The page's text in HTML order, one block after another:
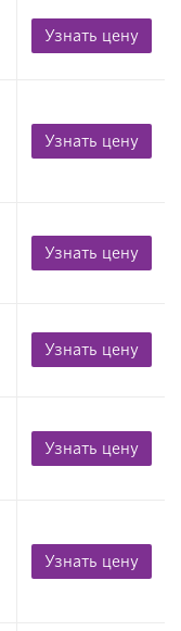
Узнать цену
Узнать цену
Узнать цену
Узнать цену
Узнать цену
Узнать цену